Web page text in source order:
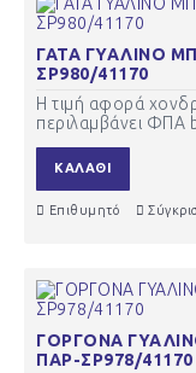
ΓΑΤΑ ΓΥΑΛΙΝΟ
ΣΡ980/41170
Η τιμή αφορά
περιλαμβάνει ΦΠΑ
ΚΑΛΆΘΙ
Επιθυμητό
ΓΟΡΓΟΝΑ
ΠΑΡ-ΣΡ978/41170